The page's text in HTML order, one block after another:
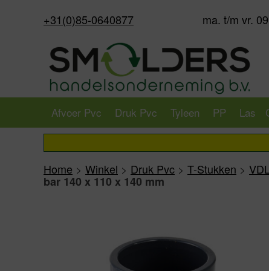
+31(0)85-0640877 ma. t/m vr.
Afvoer Pvc Druk Pvc Tyleen PP Las
Home > Winkel > Druk Pvc > T-Stukken >
bar 140 x 110 x 140 mm